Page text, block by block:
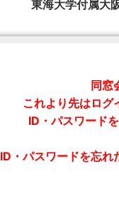
東海大学付属大
同窓
これより先はログ
ID・パスワード
ID・パスワードを忘れ